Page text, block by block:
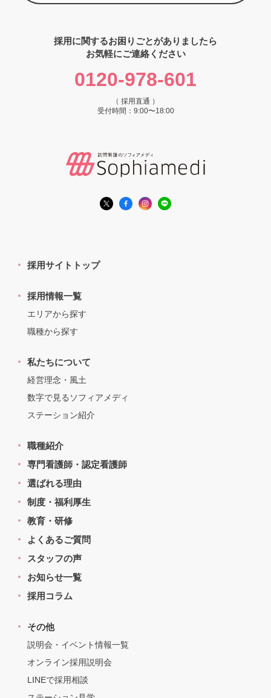
採用に関するお困りごとがありましたら
お気軽にご連絡ください
0120-978-601
（ 採用直通 ）
受付時間：9:00〜18:00
採用サイトトップ
採用情報一覧
エリアから探す
職種から探す
私たちについて
経営理念・風土
数字で見るソフィアメディ
ステーション紹介
職種紹介
専門看護師・認定看護師
選ばれる理由
制度・福利厚生
教育・研修
よくあるご質問
スタッフの声
お知らせ一覧
採用コラム
その他
説明会・イベント情報一覧
オンライン採用説明会
LINEで採用相談